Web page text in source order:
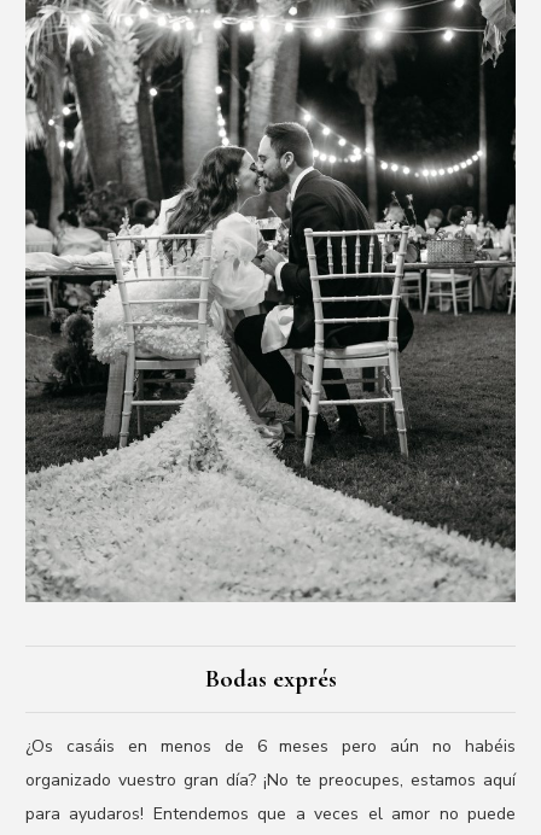
Bodas exprés
¿Os casáis en menos de 6 meses pero aún no habéis
organizado vuestro gran día? ¡No te preocupes, estamos aquí
para ayudaros! Entendemos que a veces el amor no puede